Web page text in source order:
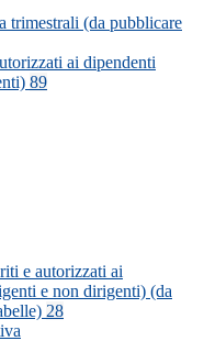
trimestrali (da pubblicare
ai dipendenti
89
e autorizzati ai
e non dirigenti) (da
28